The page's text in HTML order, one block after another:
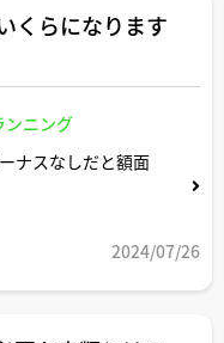
れますか？?
り合いが「無理
くらになります
ンニング
ナスなしだと額面
2024/07/26